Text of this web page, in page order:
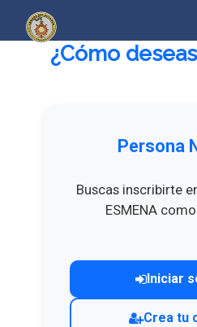
¿Cómo
Persona
Buscas inscribirte
ESMENA
Iniciar
Crea tu